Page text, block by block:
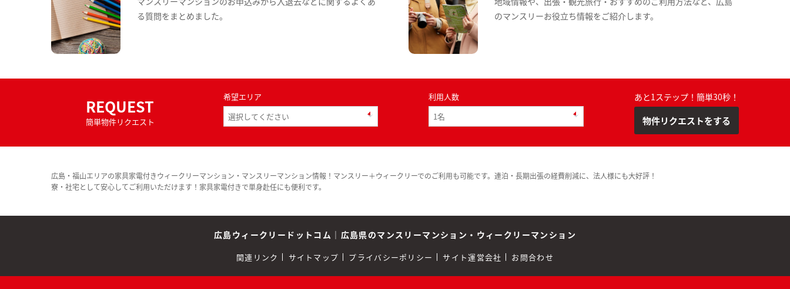
る質問をまとめました。
のマンスリーお役立ち情報をご紹介します。
REQUEST
簡単物件リクエスト
希望エリア 利用人数 あと1ステップ！簡単30秒！
物件リクエストをする
広島・福山エリアの家具家電付きウィークリーマンション・マンスリーマンション情報！マンスリー＋ウィークリーでのご利用も可能です。連泊・長期出張の経費削減に、法人様にも大好評！
寮・社宅として安心してご利用いただけます！家具家電付きで単身赴任にも便利です。
広島ウィークリードットコム ｜ 広島県のマンスリーマンション・ウィークリーマンション
関連リンク サイトマップ プライバシーポリシー サイト運営会社 お問合わせ